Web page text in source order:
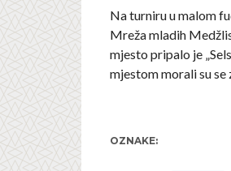
Na turniru u malom
Mreža mladih
mjesto pripalo je
mjestom morali su se
OZNAKE: